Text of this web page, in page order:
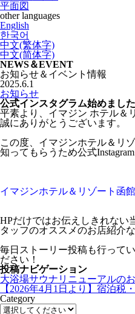
平面図
other languages
English
한국어
中文(繁体字)
中文(简体字)
NEWS＆EVENT
お知らせ＆イベント情報
2025.6.1
お知らせ
公式インスタグラム始めました
平素より、イマジン ホテル＆
誠にありがとうございます。
この度、イマジンホテル＆リ
知ってもらうため公式
イマジンホテル＆リゾート函
HPだけではお伝えしきれない
タッフのオススメのお店紹介
毎日ストーリー投稿も行って
ださい！
投稿ナビゲーション
大浴場サウナリニューアルの
【2026年4月1日より】宿泊税
Category